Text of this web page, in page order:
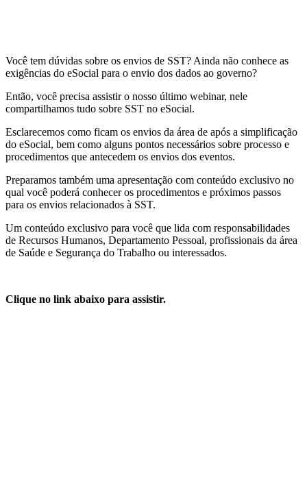
Você tem dúvidas sobre os envios de SST? Ainda não conhece as
exigências do eSocial para o envio dos dados ao governo?
Então, você precisa assistir o nosso último webinar, nele
compartilhamos tudo sobre SST no eSocial.
Esclarecemos como ficam os envios da área de após a simplificação
do eSocial, bem como alguns pontos necessários sobre processo e
procedimentos que antecedem os envios dos eventos.
Preparamos também uma apresentação com conteúdo exclusivo no
qual você poderá conhecer os procedimentos e próximos passos
para os envios relacionados à SST.
Um conteúdo exclusivo para você que lida com responsabilidades
de Recursos Humanos, Departamento Pessoal, profissionais da área
de Saúde e Segurança do Trabalho ou interessados.
Clique no link abaixo para assistir.